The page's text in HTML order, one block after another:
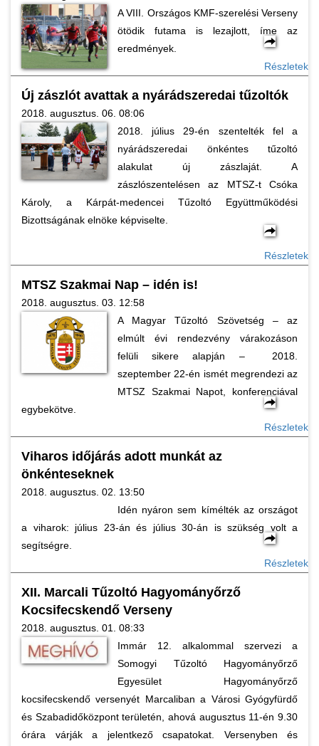
A VIII. Országos KMF-szerelési Verseny
ötödik futama is lezajlott, íme az
eredmények.
Részletek
Új zászlót avattak a nyárádszeredai tűzoltók
2018. augusztus. 06. 08:06
2018. július 29-én szentelték fel a
nyárádszeredai önkéntes tűzoltó
alakulat új zászlaját. A
zászlószentelésen az MTSZ-t Csóka
Károly, a Kárpát-medencei Tűzoltó Együttműködési
Bizottságának elnöke képviselte.
Részletek
MTSZ Szakmai Nap – idén is!
2018. augusztus. 03. 12:58
A Magyar Tűzoltó Szövetség – az
elmúlt évi rendezvény várakozáson
felüli sikere alapján – 2018.
szeptember 22-én ismét megrendezi az
MTSZ Szakmai Napot, konferenciával
egybekötve.
Részletek
Viharos időjárás adott munkát az
önkénteseknek
2018. augusztus. 02. 13:50
Idén nyáron sem kímélték az országot
a viharok: július 23-án és július 30-án is szükség volt a
segítségre.
Részletek
XII. Marcali Tűzoltó Hagyományőrző
Kocsifecskendő Verseny
2018. augusztus. 01. 08:33
Immár 12. alkalommal szervezi a
Somogyi Tűzoltó Hagyományőrző
Egyesület Hagyományőrző
kocsifecskendő versenyét Marcaliban a Városi Gyógyfürdő
és Szabadidőközpont területén, ahová augusztus 11-én 9.30
órára várják a jelentkező csapatokat. Versenyben és